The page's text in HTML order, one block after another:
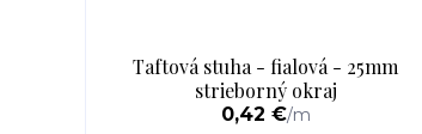
Taftová stuha - fialová - 25mm
strieborný okraj
0,42 €/m